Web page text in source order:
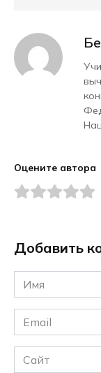
Оцените автора
Добавить
Имя
*
Email
*
Сайт